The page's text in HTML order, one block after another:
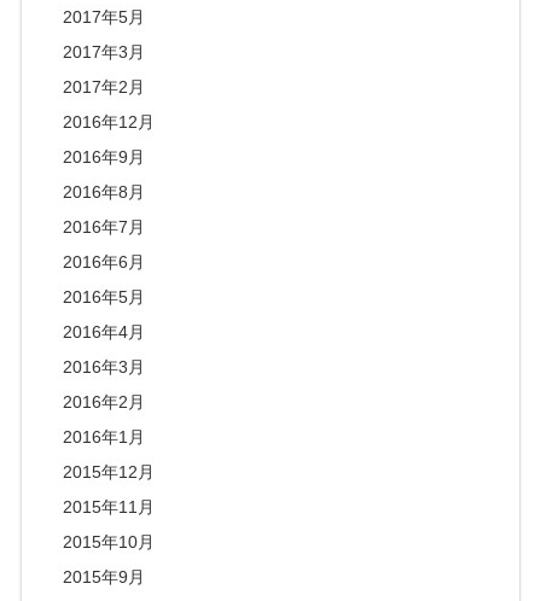
2017年5月
2017年3月
2017年2月
2016年12月
2016年9月
2016年8月
2016年7月
2016年6月
2016年5月
2016年4月
2016年3月
2016年2月
2016年1月
2015年12月
2015年11月
2015年10月
2015年9月